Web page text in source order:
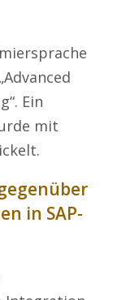
Ein
mit
in SAP-